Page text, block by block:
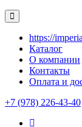
https://
Каталог
О компании
Контакты
Оплата и
+7 (978) 226-43-40